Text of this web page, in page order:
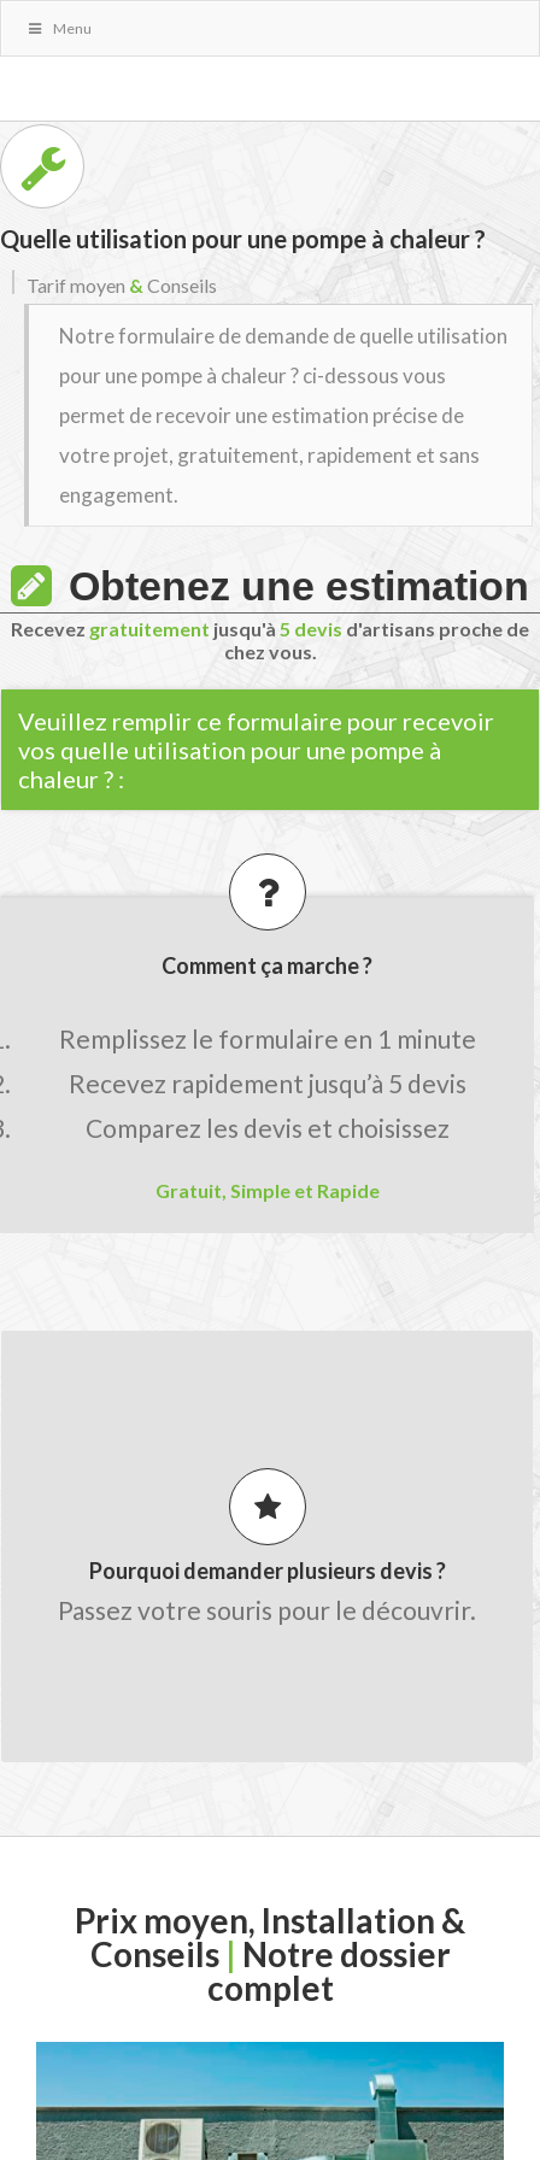
Quelle utilisation pour une pompe à chaleur ?
Tarif moyen & Conseils
Notre formulaire de demande de quelle utilisation
pour une pompe à chaleur ? ci-dessous vous
permet de recevoir une estimation précise de
votre projet, gratuitement, rapidement et sans
engagement.
Obtenez une estimation
Recevez gratuitement jusqu'à 5 devis d'artisans proche de
chez vous.
Veuillez remplir ce formulaire pour recevoir
vos quelle utilisation pour une pompe à
chaleur ? :
Comment ça marche ?
Remplissez le formulaire en 1 minute
Recevez rapidement jusqu’à 5 devis
Comparez les devis et choisissez
Gratuit, Simple et Rapide
Pourquoi demander plusieurs devis ?
Passez votre souris pour le découvrir.
meilleur tarif.
Obtenez des conseils de la part des
artisans.
Gagnez du temps sur le chiffrage avec
une seule demande.
Prix moyen, Installation &
Conseils | Notre dossier
complet
Menu